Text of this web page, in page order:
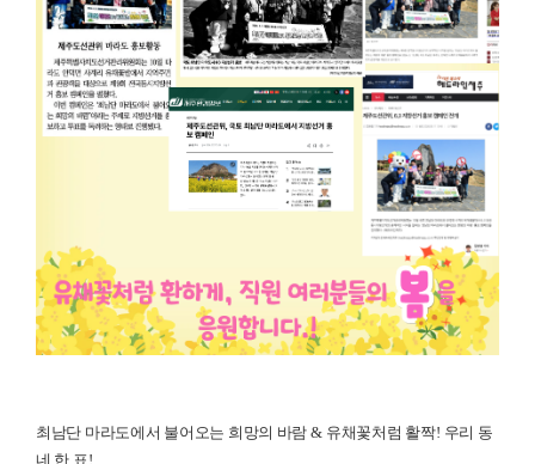
최남단 마라도에서 불어오는 희망의 바람 & 유채꽃처럼 활짝! 우리 동
네 한 표!